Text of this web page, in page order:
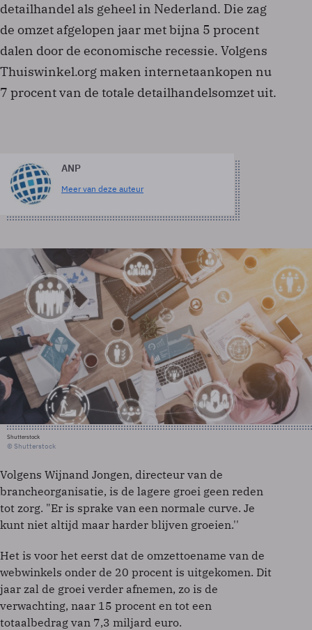
detailhandel als geheel in Nederland. Die zag
de omzet afgelopen jaar met bijna 5 procent
dalen door de economische recessie. Volgens
Thuiswinkel.org maken internetaankopen nu
7 procent van de totale detailhandelsomzet uit.
ANP
Meer van deze auteur
Shutterstock
© Shutterstock
Volgens Wijnand Jongen, directeur van de
brancheorganisatie, is de lagere groei geen reden
tot zorg. "Er is sprake van een normale curve. Je
kunt niet altijd maar harder blijven groeien.''
Het is voor het eerst dat de omzettoename van de
webwinkels onder de 20 procent is uitgekomen. Dit
jaar zal de groei verder afnemen, zo is de
verwachting, naar 15 procent en tot een
totaalbedrag van 7,3 miljard euro.